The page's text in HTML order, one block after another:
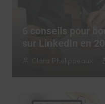
publient sur les
2025